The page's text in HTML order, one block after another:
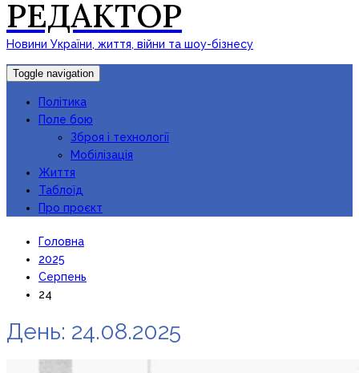
РЕДАКТОР
Новини України, життя, війни та шоу-бізнесу
Toggle navigation
Політика
Поле бою
Зброя і технології
Мобілізація
Життя
Таблоїд
Про проєкт
Головна
2025
Серпень
24
День: 24.08.2025